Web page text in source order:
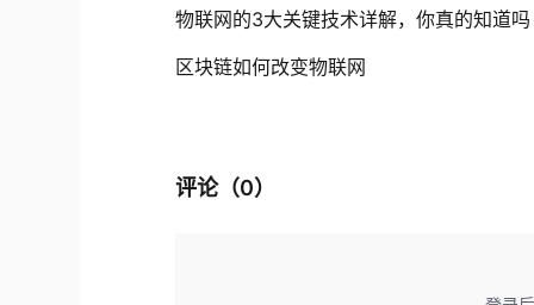
物联网的3大关键技术详解，你真的知道吗
区块链如何改变物联网
评论（0）